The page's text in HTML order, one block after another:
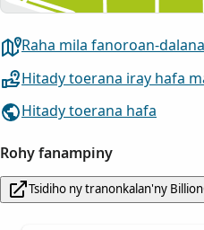
Raha mila fanoroan-dalana
Hitady toerana iray hafa
Hitady toerana hafa
Rohy fanampiny
Tsidiho ny tranonkalan'ny